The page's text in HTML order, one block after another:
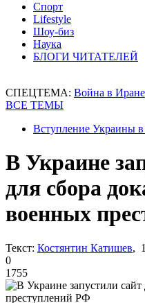
Спорт
Lifestyle
Шоу-биз
Наука
БЛОГИ ЧИТАТЕЛЕЙ
СПЕЦТЕМА: Война в Иране
ВСЕ ТЕМЫ
Вступление Украины
В Украине
для сбора
военных
Текст: Костянтин Катишев,
0
1755